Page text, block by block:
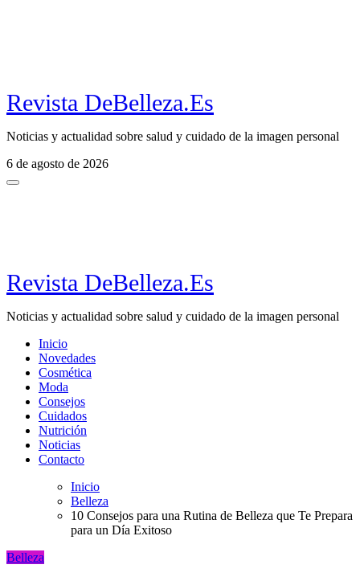
Revista DeBelleza.Es
Noticias y actualidad sobre salud y cuidado de la imagen personal
6 de agosto de 2026
Revista DeBelleza.Es
Noticias y actualidad sobre salud y cuidado de la imagen personal
Inicio
Novedades
Cosmética
Moda
Consejos
Cuidados
Nutrición
Noticias
Contacto
Inicio
Belleza
10 Consejos para una Rutina de Belleza que Te Prepara
para un Día Exitoso
Belleza